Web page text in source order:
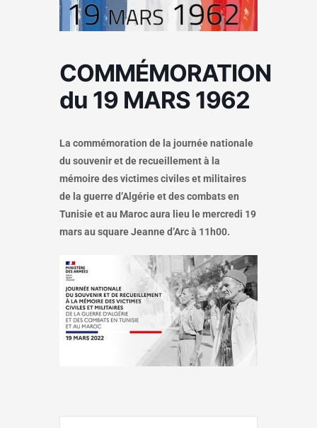
COMMÉMORATION
du 19 MARS 1962
La commémoration de la journée nationale
du souvenir et de recueillement à la
mémoire des victimes civiles et militaires
de la guerre d’Algérie et des combats en
Tunisie et au Maroc aura lieu le mercredi 19
mars au square Jeanne d’Arc à 11h00.